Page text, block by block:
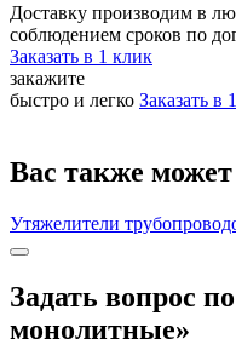
Доставку производим в
соблюдением сроков по
Заказать в 1 клик
закажите
быстро и легко Заказать в
Вас также может
Утяжелители
Задать вопрос
монолитные»